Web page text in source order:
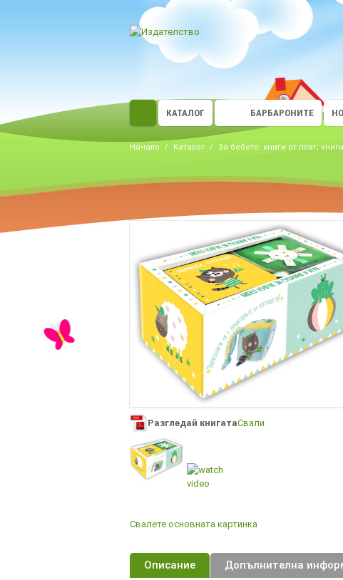
КАТАЛОГ БАРБАРОНИТЕ
Начало / Каталог / За бебето: книги от плат,
Разгледай книгатаСвали
Свалете основната картинка
Описание Допълнителна